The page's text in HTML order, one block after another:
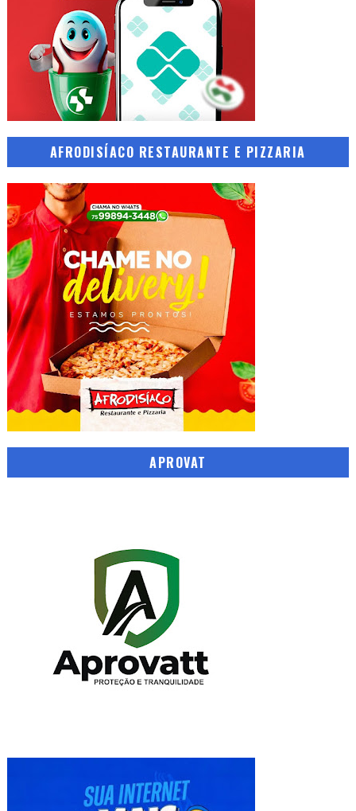
AFRODISÍACO RESTAURANTE E PIZZARIA
APROVAT